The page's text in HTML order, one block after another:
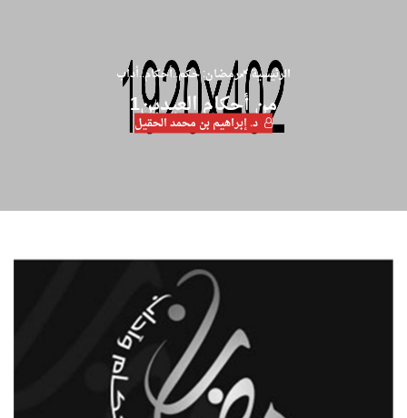
الرئيسية رمضان: حكم..أحكام..أداب
من أحكام العيدين1
د. إبراهيم بن محمد الحقيل